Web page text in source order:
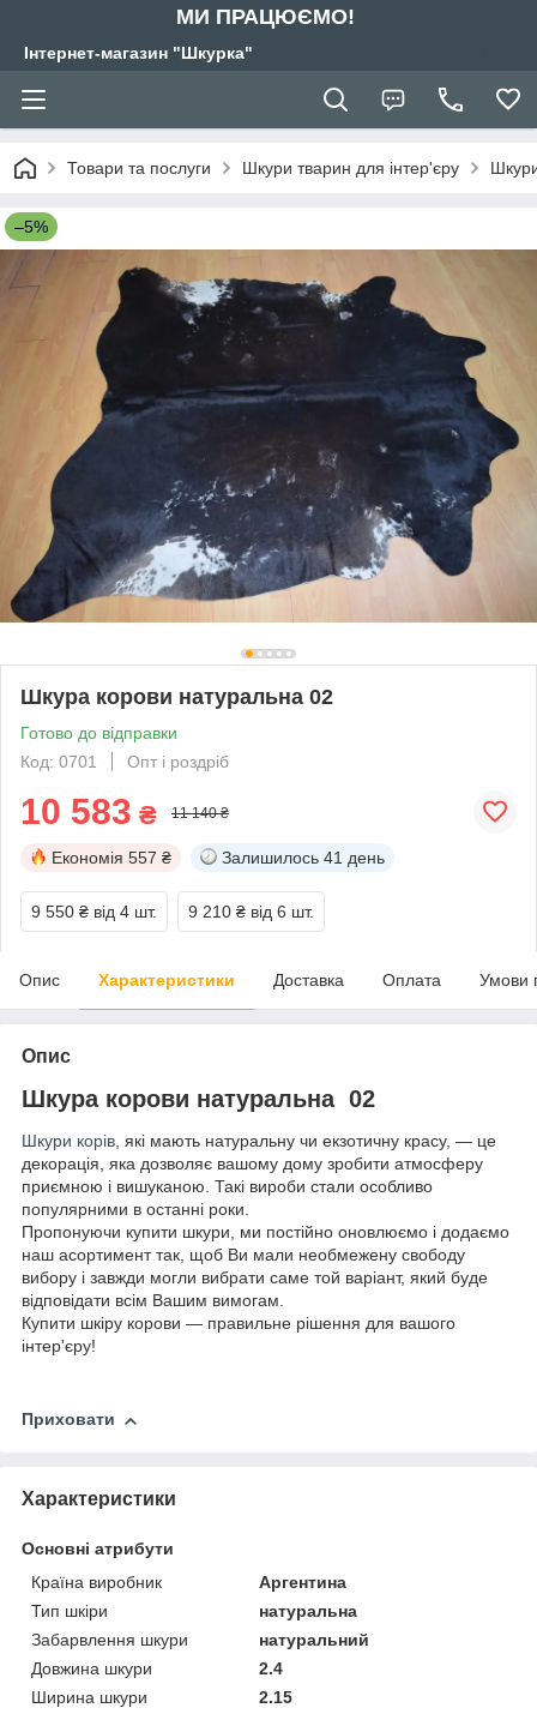
МИ ПРАЦЮЄМО!
Інтернет-магазин "Шкурка"
Товари та послуги Шкури тварин для інтер'єру
–5%
Шкура корови натуральна 02
Готово до відправки
Код: 0701
Опт і роздріб
10 583 ₴ 11 140 ₴
Економія 557 ₴ Залишилось 41 день
9 550 ₴ від 4 шт. 9 210 ₴ від 6 шт.
Опис Характеристики Доставка Оплата Умови
Опис
Шкура корови натуральна 02
Шкури корів, які мають натуральну чи екзотичну красу, — це
декорація, яка дозволяє вашому дому зробити атмосферу
приємною і вишуканою. Такі вироби стали особливо
популярними в останні роки.
Пропонуючи купити шкури, ми постійно оновлюємо і додаємо
наш асортимент так, щоб Ви мали необмежену свободу
вибору і завжди могли вибрати саме той варіант, який буде
відповідати всім Вашим вимогам.
Купити шкіру корови — правильне рішення для вашого
інтер'єру!
Приховати
Характеристики
Основні атрибути
Країна виробник
Аргентина
Тип шкіри
натуральна
Забарвлення шкури
натуральний
Довжина шкури
2.4
Ширина шкури
2.15